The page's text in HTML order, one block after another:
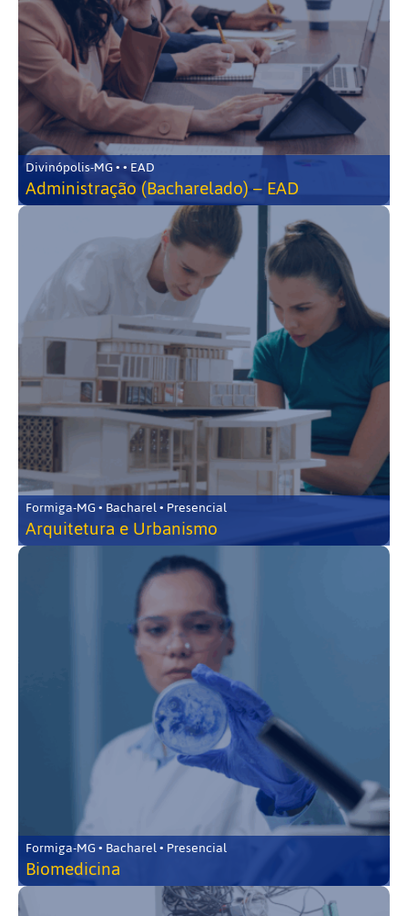
Divinópolis-MG • • EAD
Administração (Bacharelado) – EAD
Formiga-MG • Bacharel • Presencial
Arquitetura e Urbanismo
Formiga-MG • Bacharel • Presencial
Biomedicina